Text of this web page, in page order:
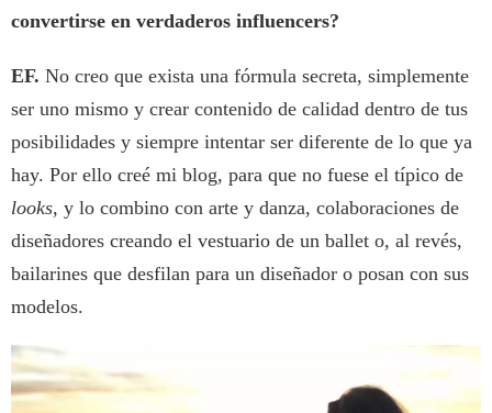
convertirse en verdaderos influencers?
EF. No creo que exista una fórmula secreta, simplemente
ser uno mismo y crear contenido de calidad dentro de tus
posibilidades y siempre intentar ser diferente de lo que ya
hay. Por ello creé mi blog, para que no fuese el típico de
looks, y lo combino con arte y danza, colaboraciones de
diseñadores creando el vestuario de un ballet o, al revés,
bailarines que desfilan para un diseñador o posan con sus
modelos.